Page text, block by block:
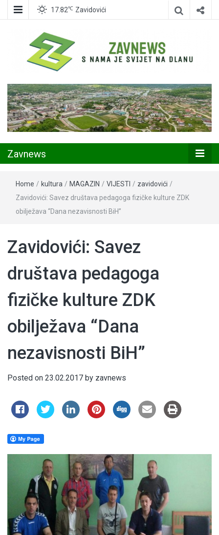
17.82℃ Zavidovići
Zavnews
Zavnews
Home / kultura / MAGAZIN / VIJESTI / zavidovići /
Zavidovići: Savez društava pedagoga fizičke kulture ZDK
obilježava “Dana nezavisnosti BiH”
Zavidovići: Savez
društava pedagoga
fizičke kulture ZDK
obilježava “Dana
nezavisnosti BiH”
Posted on 23.02.2017 by zavnews